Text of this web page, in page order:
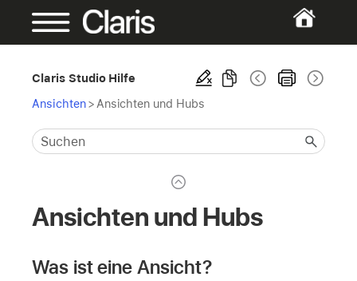
Claris Studio Hilfe
Ansichten> Ansichten und Hubs
Ansichten und Hubs
Was ist eine Ansicht?